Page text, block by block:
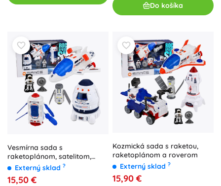
Do košíka
Vesmírna sada s
raketoplánom, satelitom,
kapsulou, komunikačnou
anténou a astronautom
Externý sklad ?
15,50 €
Kozmická sada s raketou,
raketoplánom a roverom
Externý sklad ?
15,90 €